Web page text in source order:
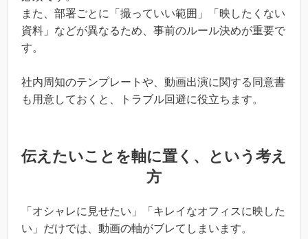
また、部署ごとに「撮っていい範囲」「映したくない
資料」などが異なるため、事前のルール決めが重要で
す。
社内周知のテンプレートや、動画出演に関する同意書
も用意しておくと、トラブル回避に役立ちます。
伝えたいことを軸に置く、という考え
方
「オシャレに見せたい」「キレイなオフィスに映した
い」だけでは、動画の軸がブレてしまいます。